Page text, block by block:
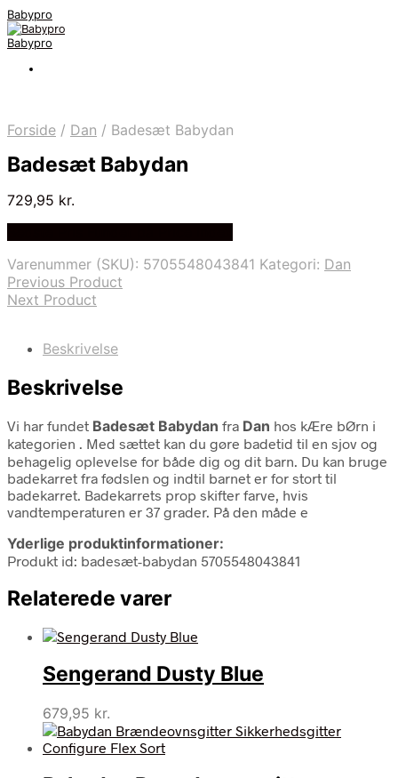
Babypro
Babypro
Forside / Dan / Badesæt Babydan
Badesæt Babydan
729,95 kr.
Varenummer (SKU): 5705548043841 Kategori: Dan
Previous Product
Next Product
Beskrivelse
Beskrivelse
Vi har fundet Badesæt Babydan fra Dan hos kÆre bØrn i
kategorien . Med sættet kan du gøre badetid til en sjov og
behagelig oplevelse for både dig og dit barn. Du kan bruge
badekarret fra fødslen og indtil barnet er for stort til
badekarret. Badekarrets prop skifter farve, hvis
vandtemperaturen er 37 grader. På den måde e
Yderlige produktinformationer:
Produkt id: badesæt-babydan 5705548043841
Relaterede varer
Sengerand Dusty Blue
679,95 kr.